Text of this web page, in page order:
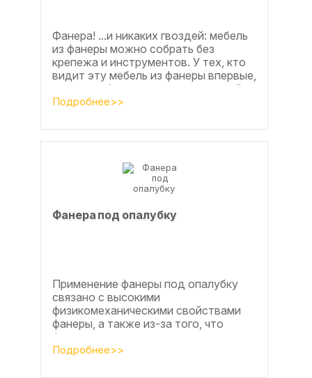
Фанера! ...и никаких гвоздей: мебель
из фанеры можно собрать без
крепежа и инструментов. У тех, кто
видит эту мебель из фанеры впервые,
реакция обычно состоит из четырёх
букв
Подробнее>>
Фанера под опалубку
Применение фанеры под опалубку
связано с высокими
физикомеханическими свойствами
фанеры, а также из-за того, что
фанера позволяет получать
достаточно большие ровные
Подробнее>>